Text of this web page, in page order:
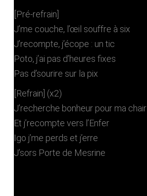
[Pré-refrain]
J’me couche, l’œil souffre à six
J’recompte, j’écope : un tic
Poto, j’ai pas d’heures fixes
Pas d’sourire sur la pix
[Refrain] (x2)
J’recherche bonheur pour ma chair
Et j’recompte vers l’Enfer
Igo j’me perds et j’erre
J’sors Porte de Mesrine